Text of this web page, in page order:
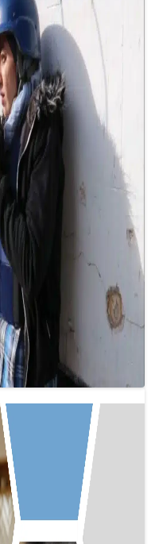
không ai
nỗi đau tâm lý và thể